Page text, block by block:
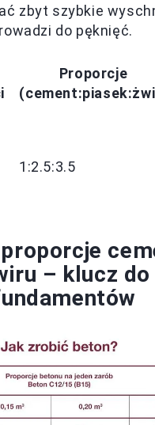
zbyt szybkie
do pęknięć.
Proporcje
1:2.5:3.5
– klucz do